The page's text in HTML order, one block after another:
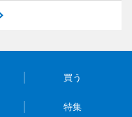
買う
特集